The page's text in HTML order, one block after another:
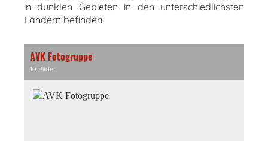
in dunklen Gebieten in den unterschiedlichsten
Ländern befinden.
AVK Fotogruppe
10 Bilder